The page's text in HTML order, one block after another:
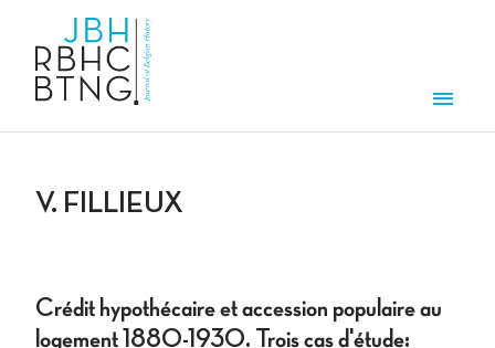
V. FILLIEUX
Crédit hypothécaire et accession populaire au
logement 1880-1930. Trois cas d'étude: